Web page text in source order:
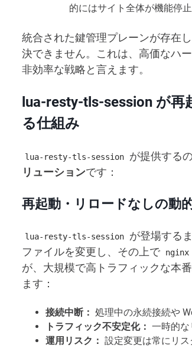
的にはサイト全体が機能停止
統合された鍵管理プレーンが存在
決できません。これは、高価なハ
非効率な戦略と言えます。
lua-resty-tls-session が再
る仕組み
lua-resty-tls-session が提供するの
リューションです：
再起動・リロードなしの動
lua-resty-tls-session
が登場する
ファイルを変更し、その上で
が、大規模で高トラフィックな本
ます：
接続中断： 処理中の永続接続や
トラフィック不安定化： 一時的な
運用リスク： 設定変更は常にリ